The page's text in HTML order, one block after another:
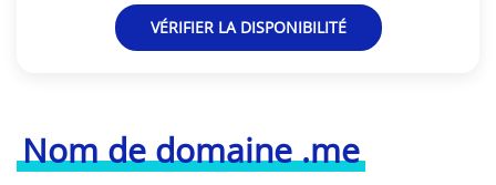
Nom de domaine .me
VÉRIFIER LA DISPONIBILITÉ